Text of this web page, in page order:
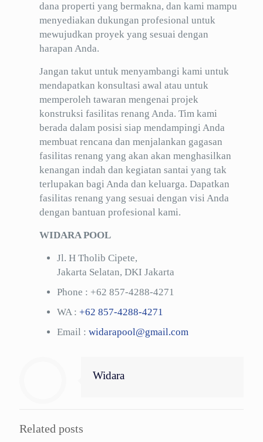
dana properti yang bermakna, dan kami mampu
menyediakan dukungan profesional untuk
mewujudkan proyek yang sesuai dengan
harapan Anda.
Jangan takut untuk menyambangi kami untuk
mendapatkan konsultasi awal atau untuk
memperoleh tawaran mengenai projek
konstruksi fasilitas renang Anda. Tim kami
berada dalam posisi siap mendampingi Anda
membuat rencana dan menjalankan gagasan
fasilitas renang yang akan akan menghasilkan
kenangan indah dan kegiatan santai yang tak
terlupakan bagi Anda dan keluarga. Dapatkan
fasilitas renang yang sesuai dengan visi Anda
dengan bantuan profesional kami.
WIDARA POOL
Jl. H Tholib Cipete,
Jakarta Selatan, DKI Jakarta
Phone : +62 857-4288-4271
WA : +62 857-4288-4271
Email : widarapool@gmail.com
Widara
Related posts